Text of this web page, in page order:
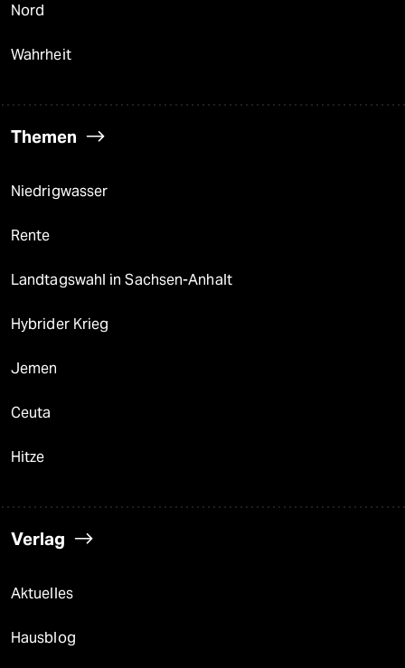
Nord
Wahrheit
Themen
Niedrigwasser
Rente
Landtagswahl in Sachsen-Anhalt
Hybrider Krieg
Jemen
Ceuta
Hitze
Verlag
Aktuelles
Hausblog